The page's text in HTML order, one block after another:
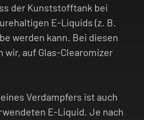
der Kunststofftank bei
E-Liquids (z. B.
werden kann. Bei diesen
wir, auf Glas-Clearomizer
Verdampfers ist auch
E-Liquid. Je nach